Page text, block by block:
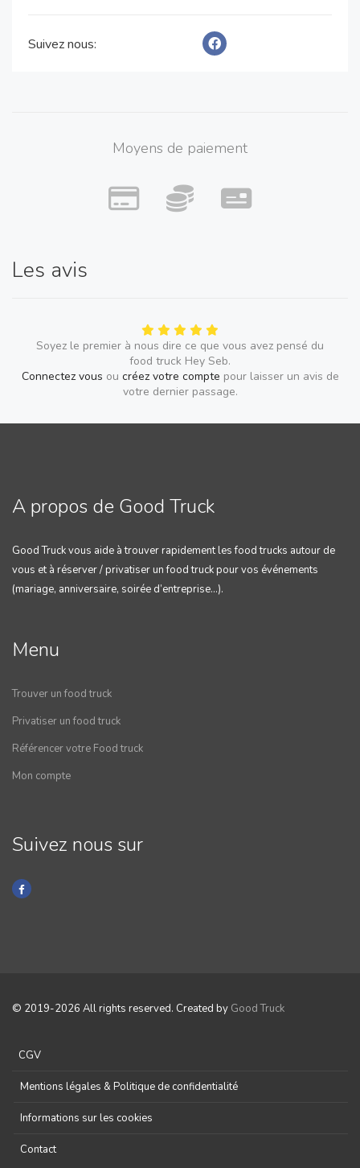
Suivez nous:
Moyens de paiement
Les avis
Soyez le premier à nous dire ce que vous avez pensé du
food truck Hey Seb.
Connectez vous ou créez votre compte pour laisser un avis de
votre dernier passage.
A propos de Good Truck
Good Truck vous aide à trouver rapidement les food trucks autour de
vous et à réserver / privatiser un food truck pour vos événements
(mariage, anniversaire, soirée d’entreprise…).
Menu
Trouver un food truck
Privatiser un food truck
Référencer votre Food truck
Mon compte
Suivez nous sur
© 2019-2026 All rights reserved. Created by Good Truck
CGV
Mentions légales & Politique de confidentialité
Informations sur les cookies
Contact